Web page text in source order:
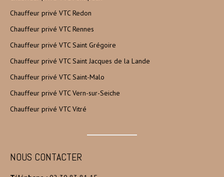
Chauffeur privé VTC Redon
Chauffeur privé VTC Rennes
Chauffeur privé VTC Saint Grégoire
Chauffeur privé VTC Saint Jacques de la Lande
Chauffeur privé VTC Saint-Malo
Chauffeur privé VTC Vern-sur-Seiche
Chauffeur privé VTC Vitré
NOUS CONTACTER